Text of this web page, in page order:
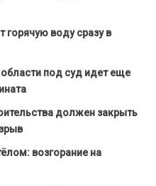
горячую воду сразу в
области под суд идет еще
должен закрыть
возгорание на